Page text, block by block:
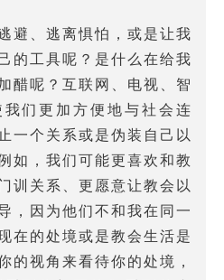
避、逃离惧怕，或是让我
的工具呢？是什么在给我
醋呢？互联网、电视、智
们更加方便地与社会连
一个关系或是伪装自己以
如，我们可能更喜欢和教
训关系、更愿意让教会以
，因为他们不和我在同一
在的处境或是教会生活是
的视角来看待你的处境，